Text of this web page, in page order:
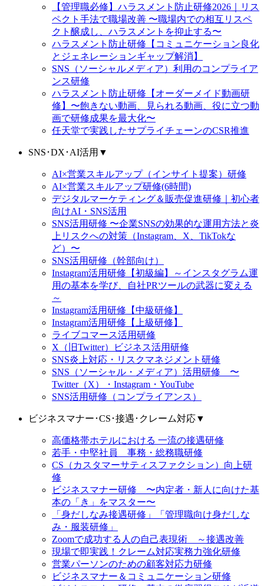
【管理職必修】ハラスメント防止研修2026｜リス
ペクト手法で職場改善 〜職場内での相互リスペ
クト醸成し、ハラスメントを抑止する〜
ハラスメント防止研修【コミュニケーション良化
とジェネレーションギャップ解消】
SNS（ソーシャルメディア）利用のコンプライア
ンス研修
ハラスメント防止研修【オーダーメイド動画研
修】〜飽きない動画、見られる動画、役に立つ動
画で研修成果を最大化〜
任天堂で実践したサプライチェーンのCSR推進
SNS･DX･AI活用 ▼
AI×営業スキルアップ（インサイト提案）研修
AI×営業スキルアップ研修(6時間)
デジタルマーケティング＆販売促進研修｜初心者
向けAI・SNS活用
SNS活用研修 〜企業SNSの効果的な運用方法と炎
上リスクへの対策（Instagram、X、TikTokな
ど）〜
SNS活用研修（幹部向け）
Instagram活用研修【初級編】～インスタグラム運
用の基本を学び、自社PRツールの武器に変える
～
Instagram活用研修【中級研修】
Instagram活用研修【上級研修】
ライブコマース活用研修
X（旧Twitter）ビジネス活用研修
SNS炎上対応・リスクマネジメント研修
SNS（ソーシャル・メディア）活用研修 〜
Twitter（X）・Instagram・YouTube
SNS活用研修（コンプライアンス）
ビジネスマナー･CS･接遇･クレーム対応▼
高価格帯ホテルにおける 一流の接遇研修
若手・中堅社員 事務・総務職研修
CS（カスタマーサティスファクション）向上研
修
ビジネスマナー研修 〜内定者・新人に向けた基
本の「き」をマスター〜
「身だしなみ接遇研修」「管理職向け身だしな
み・服装研修」
Zoomで成功する人の自己表現術 ～接遇改善
現場で即実践！クレーム対応実務力強化研修
営業パーソンのための顧客対応力研修
ビジネスマナー＆コミュニケーション研修